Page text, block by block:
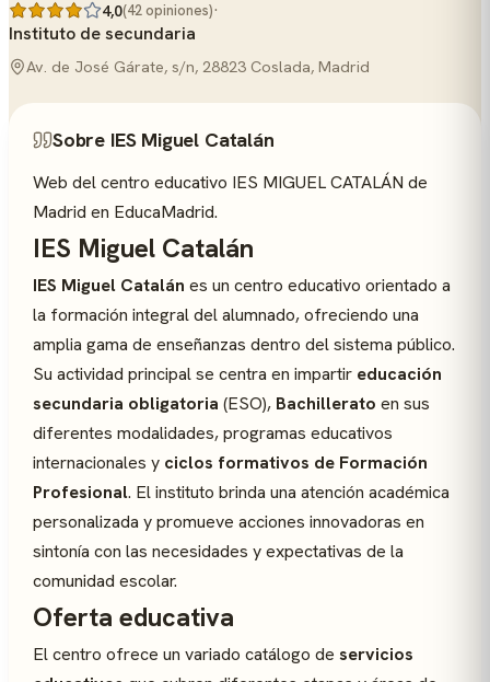
4,0(42 opiniones)·
Instituto de secundaria
Av. de José Gárate, s/n, 28823 Coslada, Madrid
Sobre IES Miguel Catalán
Web del centro educativo IES MIGUEL CATALÁN de
Madrid en EducaMadrid.
IES Miguel Catalán
IES Miguel Catalán es un centro educativo orientado a
la formación integral del alumnado, ofreciendo una
amplia gama de enseñanzas dentro del sistema público.
Su actividad principal se centra en impartir educación
secundaria obligatoria (ESO), Bachillerato en sus
diferentes modalidades, programas educativos
internacionales y ciclos formativos de Formación
Profesional. El instituto brinda una atención académica
personalizada y promueve acciones innovadoras en
sintonía con las necesidades y expectativas de la
comunidad escolar.
Oferta educativa
El centro ofrece un variado catálogo de servicios